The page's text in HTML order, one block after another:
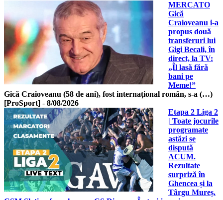
MERCATO
Gică
Craioveanu i-a
propus două
transferuri lui
Gigi Becali, în
direct, la TV:
„Îl lasă fără
bani pe
Meme!”
Gică Craioveanu (58 de ani), fost internațional român, s-a (…)
[ProSport] - 8/08/2026
Etapa 2 Liga 2
| Toate jocurile
programate
astăzi se
dispută
ACUM.
Rezultate
surpriză în
Ghencea și la
Târgu Mureș.